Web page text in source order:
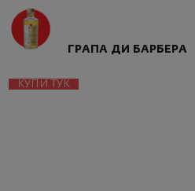
ГРАПА ДИ БАРБЕРА
КУПИ ТУК